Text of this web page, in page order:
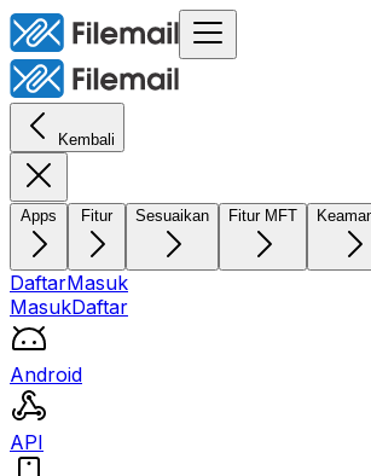
Kembali
Apps Fitur Sesuaikan Fitur MFT
DaftarMasuk
MasukDaftar
Android
API